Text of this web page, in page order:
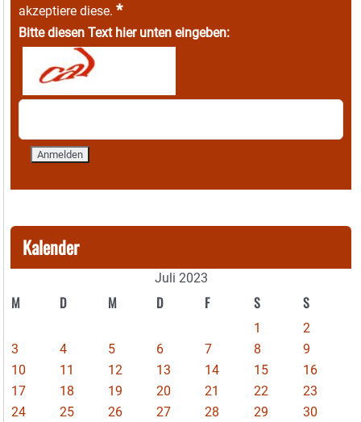
akzeptiere diese. *
Bitte diesen Text hier unten eingeben:
Kalender
Juli 2023
M D M D F S S
1
2
3
4 5 6 7 8
9
10
11 12 13 14 15
16
17
18 19 20 21 22
23
24
25 26 27 28 29
30